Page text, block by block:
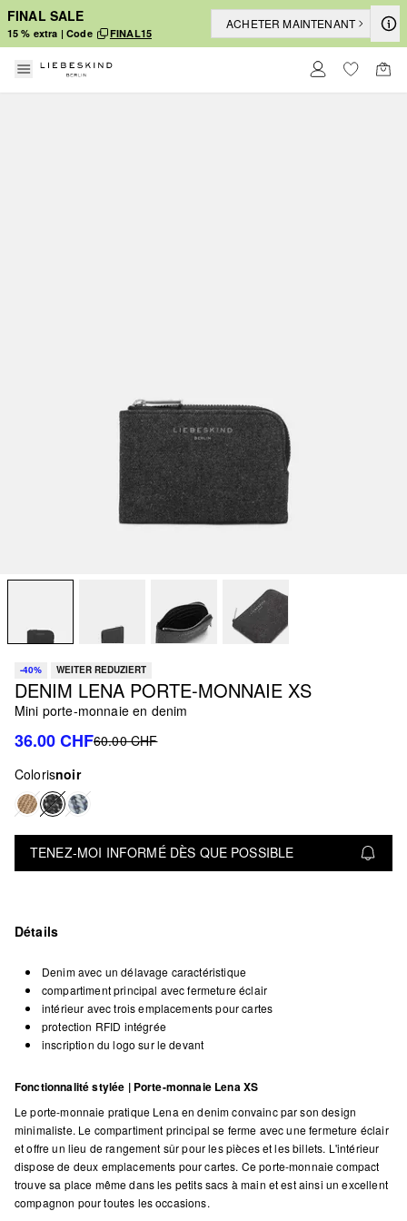
FINAL SALE
15 % extra | Code FINAL15
ACHETER MAINTENANT
-40% WEITER REDUZIERT
DENIM LENA PORTE-MONNAIE XS
Mini porte-monnaie en denim
36.00 CHF60.00 CHF
Colorisnoir
TENEZ-MOI INFORMÉ DÈS QUE POSSIBLE
Détails
Denim avec un délavage caractéristique
compartiment principal avec fermeture éclair
intérieur avec trois emplacements pour cartes
protection RFID intégrée
inscription du logo sur le devant
Fonctionnalité stylée | Porte-monnaie Lena XS
Le porte-monnaie pratique Lena en denim convainc par son design
minimaliste. Le compartiment principal se ferme avec une fermeture éclair
et offre un lieu de rangement sûr pour les pièces et les billets. L'intérieur
dispose de deux emplacements pour cartes. Ce porte-monnaie compact
trouve sa place même dans les petits sacs à main et est ainsi un excellent
compagnon pour toutes les occasions.